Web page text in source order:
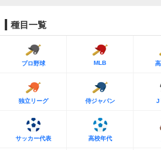
種目一覧
プロ野球 MLB
独立リーグ 侍ジャパン J
サッカー代表 高校年代